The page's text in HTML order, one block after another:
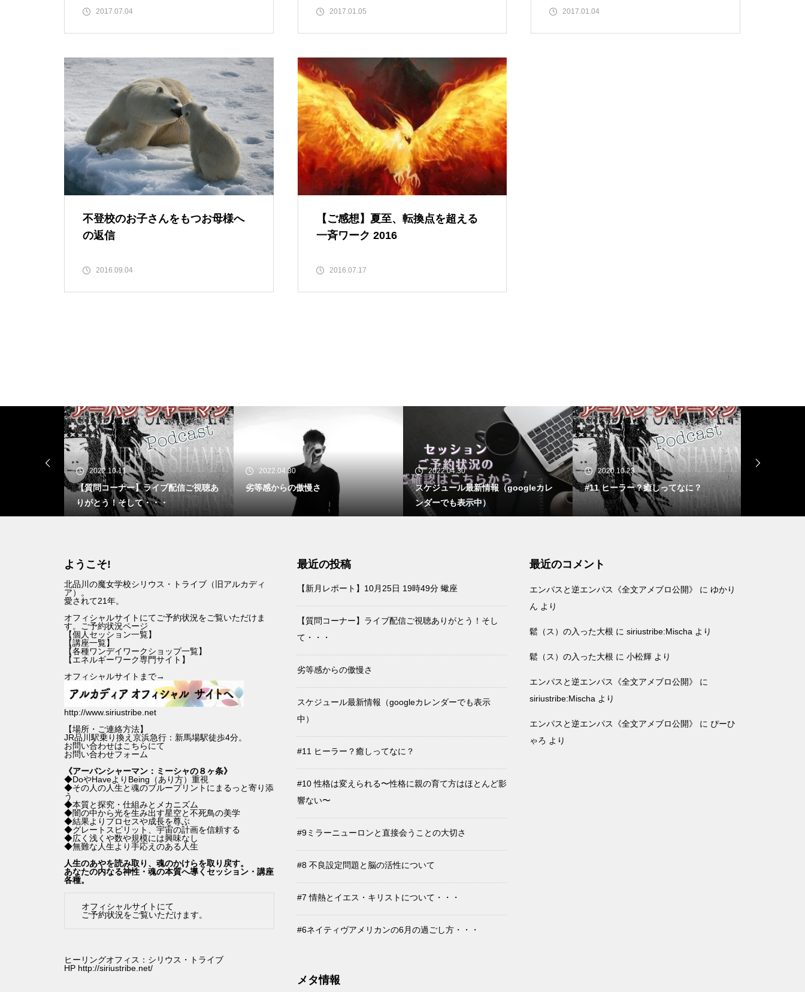
2017.07.04 2017.01.05 2017.01.04
不登校のお子さんをもつお母様へ
の返信
2016.09.04
【ご感想】夏至、転換点を超える
一斉ワーク 2016
2016.07.17
2022.10.11
【質問コーナー】ライブ配信ご視聴あ
りがとう！そして・・・
2022.04.30
劣等感からの傲慢さ
2022.04.30
スケジュール最新情報（googleカレ
ンダーでも表示中）
2020.10.23
#11 ヒーラー？癒しってなに？
ようこそ!
北品川の魔女学校シリウス・トライブ（旧アルカディ
ア）。
愛されて21年。
オフィシャルサイトにてご予約状況をご覧いただけま
す。
ご予約状況ページ
【個人セッション一覧】
【講座一覧】
【各種ワンデイワークショップ一覧】
【エネルギーワーク専門サイト 】
オフィシャルサイトまで→
http://www.siriustribe.net
【場所・ご連絡方法】
JR品川駅乗り換え京浜急行：新馬場駅徒歩4分。
お問い合わせはこちらにて
お問い合わせフォーム
《アーバンシャーマン：ミーシャの８ヶ条》
◆DoやHaveよりBeing（あり方）重視
◆その人の人生と魂のブループリントにまるっと寄り添
う
◆本質と探究・仕組みとメカニズム
◆闇の中から光を生み出す星空と不死鳥の美学
◆結果よりプロセスや成長を尊ぶ
◆グレートスピリット、宇宙の計画を信頼する
◆広く浅くや数や規模には興味なし
◆無難な人生より手応えのある人生
人生のあやを読み取り、魂のかけらを取り戻す。
あなたの内なる神性・魂の本質へ導くセッション・講座
各種。
オフィシャルサイトにて
ご予約状況をご覧いただけます。
ヒーリングオフィス：シリウス・トライブ
HP http://siriustribe.net/
最近の投稿
【新月レポート】10月25日 19時49分 蠍座
【質問コーナー】ライブ配信ご視聴ありがとう！そし
て・・・
劣等感からの傲慢さ
スケジュール最新情報（googleカレンダーでも表示
中）
#11 ヒーラー？癒しってなに？
#10 性格は変えられる〜性格に親の育て方はほとんど影
響ない〜
#9ミラーニューロンと直接会うことの大切さ
#8 不良設定問題と脳の活性について
#7 情熱とイエス・キリストについて・・・
#6ネイティヴアメリカンの6月の過ごし方・・・
最近のコメント
エンパスと逆エンパス《全文アメブロ公開》 に ゆかり
ん より
鬆（ス）の入った大根 にsiriustribe:Mischa より
鬆（ス）の入った大根 に小松輝 より
エンパスと逆エンパス《全文アメブロ公開》
に
siriustribe:Mischa より
エンパスと逆エンパス《全文アメブロ公開》 に ぴーひ
ゃろ より
メタ情報